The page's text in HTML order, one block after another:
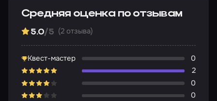
Средняя оценка по отзывам
5.0/5 (2 отзыва)
Квест-мастер
0
2
0
0